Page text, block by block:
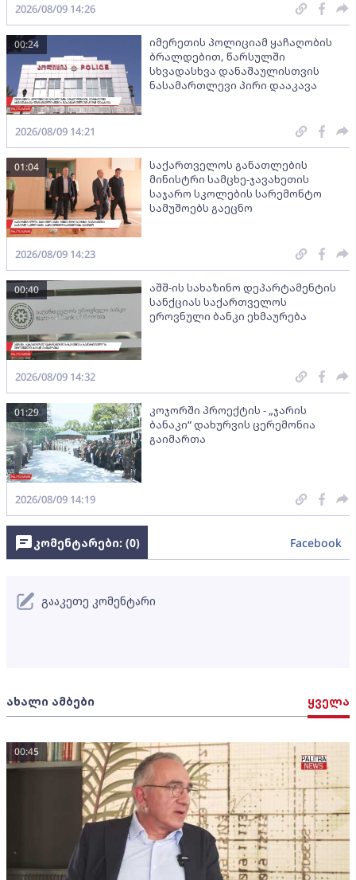
2026/08/09 14:26
იმერეთის პოლიციამ ყაჩაღობის
ბრალდებით, წარსულში
სხვადასხვა დანაშაულისთვის
ნასამართლევი პირი დააკავა
00:24
2026/08/09 14:21
საქართველოს განათლების
მინისტრი სამცხე-ჯავახეთის
საჯარო სკოლების სარემონტო
სამუშოებს გაეცნო
01:04
2026/08/09 14:23
აშშ-ის სახაზინო დეპარტამენტის
სანქციას საქართველოს
ეროვნული ბანკი ეხმაურება
00:40
2026/08/09 14:32
კოჯორში პროექტის - „ჯარის
ბანაკი“ დახურვის ცერემონია
გაიმართა
01:29
2026/08/09 14:19
ახალი ამბები ყველა
00:45
კომენტარები: (0) Facebook
გააკეთე კომენტარი